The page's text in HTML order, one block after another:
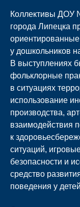
Коллективы ДОУ
города Липецка
у дошкольников
В выступлениях
фольклорные
в ситуациях
использование
производства,
взаимодействия
к
ситуаций,
безопасности и
средство
поведения у